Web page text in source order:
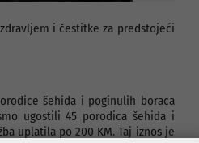
i čestitke za predstojeći
šehida i poginulih boraca
ugostili 45 porodica šehida i
uplatila po 200 KM. Taj iznos je